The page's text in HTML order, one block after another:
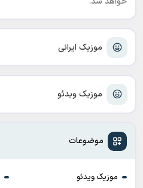
موزیک ایرانی
موزیک ویدئو
موضوعات
موزیک ویدئو